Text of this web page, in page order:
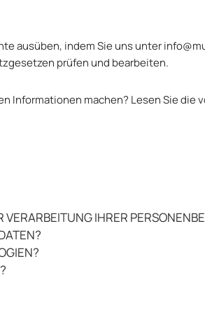
ausüben, indem Sie uns unter
prüfen und bearbeiten.
Informationen machen? Lesen Sie die
IHRER